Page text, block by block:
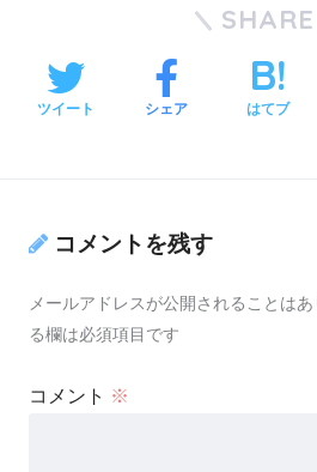
SHARE
ツイート シェア はてブ
コメントを残す
メールアドレスが公開されることはあ
る欄は必須項目です
コメント ※